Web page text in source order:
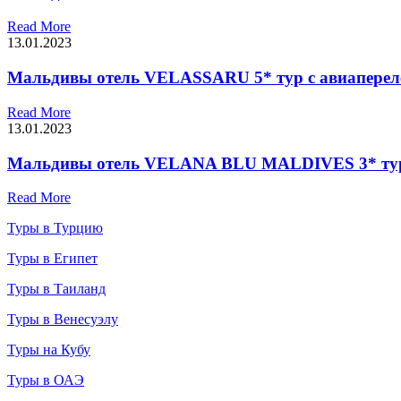
Read More
13.01.2023
Мальдивы отель VELASSARU 5* тур с
Read More
13.01.2023
Мальдивы отель VELANA BLU MALDIVES 3*
Read More
Туры в Турцию
Туры в Египет
Туры в Таиланд
Туры в Венесуэлу
Туры на Кубу
Туры в ОАЭ